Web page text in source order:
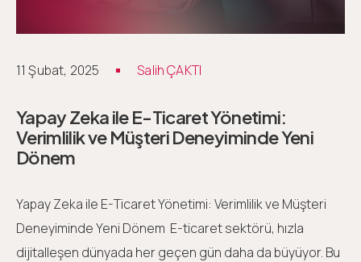
11 Şubat, 2025 Salih ÇAKTI
Yapay Zeka ile E-Ticaret Yönetimi:
Verimlilik ve Müşteri Deneyiminde Yeni
Dönem
Yapay Zeka ile E-Ticaret Yönetimi: Verimlilik ve Müşteri
Deneyiminde Yeni Dönem E-ticaret sektörü, hızla
dijitalleşen dünyada her geçen gün daha da büyüyor. Bu